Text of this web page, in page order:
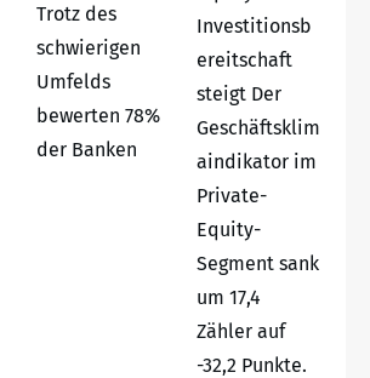
Trotz des
schwierigen
Umfelds
bewerten 78%
der Banken
Investitionsb
ereitschaft
steigt Der
Geschäftsklim
aindikator im
Private-
Equity-
Segment sank
um 17,4
Zähler auf
-32,2 Punkte.